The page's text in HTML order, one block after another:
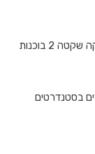
מסילות אלומיניום גלגלים איכותיות עם 4 בוכנות טריקה שקטה 2 בוכנות
בסטנדרטים